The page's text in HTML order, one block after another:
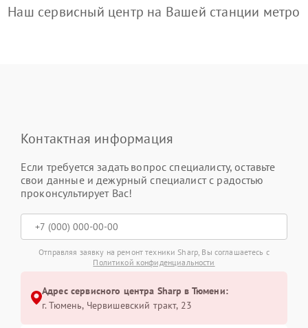
Наш сервисный центр на Вашей станции метро
Контактная информация
Если требуется задать вопрос специалисту, оставьте
свои данные и дежурный специалист с радостью
проконсультирует Вас!
Отправляя заявку на ремонт техники Sharp, Вы соглашаетесь с
Политикой конфиденциальности
Адрес сервисного центра Sharp в Тюмени:
г. Тюмень, ​Червишевский тракт, 23